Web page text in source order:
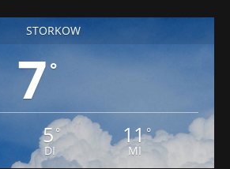
STORKOW
7°
5°
DI
11°
MI